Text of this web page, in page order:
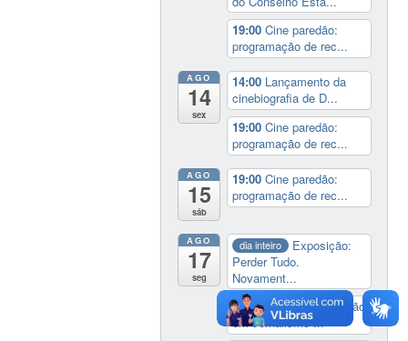
19:00Cine paredão:
programação de rec...
AGO
14
sex
14:00 Lançamento da
cinebiografia de D...
19:00Cine paredão:
programação de rec...
AGO
15
sáb
19:00Cine paredão:
programação de rec...
AGO
17
seg
dia inteiro
Exposição:
Perder Tudo.
Novament...
16:00 Curso de formação
em Jornalismo ...